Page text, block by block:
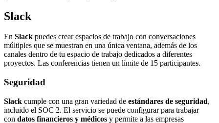
Slack
En Slack puedes crear espacios de trabajo con conversaciones
múltiples que se muestran en una única ventana, además de los
canales dentro de tu espacio de trabajo dedicados a diferentes
proyectos. Las conferencias tienen un límite de 15 participantes.
Seguridad
Slack cumple con una gran variedad de estándares de seguridad,
incluido el SOC 2. El servicio se puede configurar para trabajar
con datos financieros y médicos y permite a las empresas